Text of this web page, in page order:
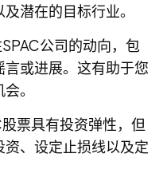
潜在的目标行业。
公司的动向，包
或进展。这有助于您
。
票具有投资弹性，但
、设定止损线以及定